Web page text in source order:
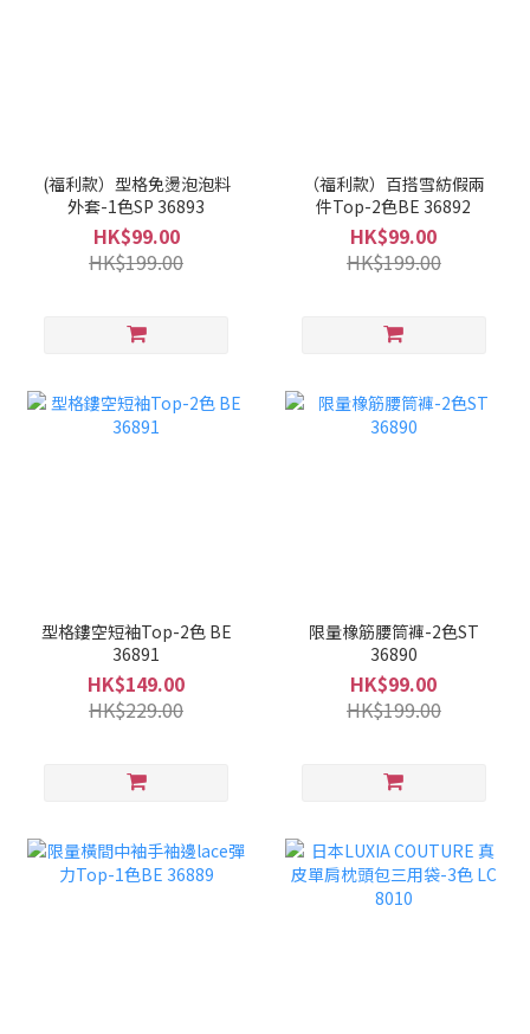
(福利款）型格免燙泡泡料
外套-1色SP 36893
HK$99.00
HK$199.00
（福利款）百搭雪紡假兩
件Top-2色BE 36892
HK$99.00
HK$199.00
型格鏤空短袖Top-2色 BE
36891
HK$149.00
HK$229.00
限量橡筋腰筒褲-2色ST
36890
HK$99.00
HK$199.00